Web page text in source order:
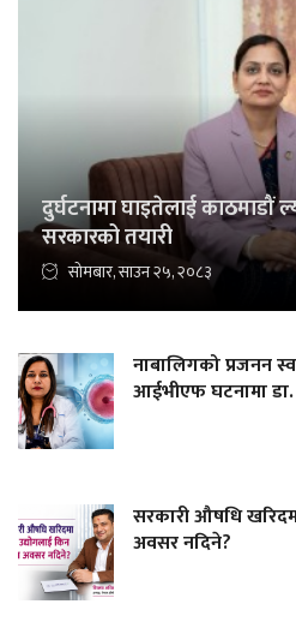
दुर्घटनामा घाइतेलाई काठमाडौं
सरकारको तयारी
सोमबार, साउन २५, २०८३
नाबालिगको प्रजनन
आईभीएफ घटनामा डा.
सरकारी औषधि
अवसर नदिने?